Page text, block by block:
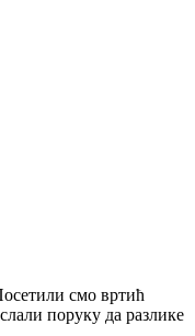
смо вртић
поруку да разлике